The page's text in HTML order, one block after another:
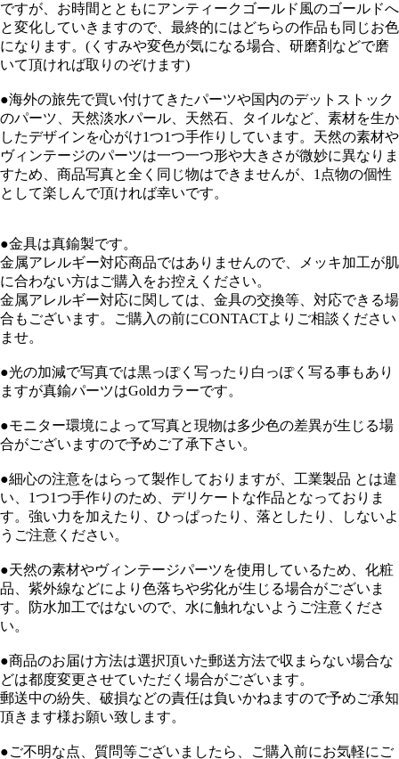
ですが、お時間とともにアンティークゴールド風のゴールドへ
と変化していきますので、最終的にはどちらの作品も同じお色
になります。(くすみや変色が気になる場合、研磨剤などで磨
いて頂ければ取りのぞけます)
●海外の旅先で買い付けてきたパーツや国内のデットストック
のパーツ、天然淡水パール、天然石、タイルなど、素材を生か
したデザインを心がけ1つ1つ手作りしています。天然の素材や
ヴィンテージのパーツは一つ一つ形や大きさが微妙に異なりま
すため、商品写真と全く同じ物はできませんが、1点物の個性
として楽しんで頂ければ幸いです。
●金具は真鍮製です。
金属アレルギー対応商品ではありませんので、メッキ加工が肌
に合わない方はご購入をお控えください。
金属アレルギー対応に関しては、金具の交換等、対応できる場
合もございます。ご購入の前にCONTACTよりご相談ください
ませ。
●光の加減で写真では黒っぽく写ったり白っぽく写る事もあり
ますが真鍮パーツはGoldカラーです。
●モニター環境によって写真と現物は多少色の差異が生じる場
合がございますので予めご了承下さい。
●細心の注意をはらって製作しておりますが、工業製品 とは違
い、1つ1つ手作りのため、デリケートな作品となっておりま
す。強い力を加えたり、ひっぱったり、落としたり、しないよ
うご注意ください。
●天然の素材やヴィンテージパーツを使用しているため、化粧
品、紫外線などにより色落ちや劣化が生じる場合がございま
す。防水加工ではないので、水に触れないようご注意くださ
い。
●商品のお届け方法は選択頂いた郵送方法で収まらない場合な
どは都度変更させていただく場合がございます。
郵送中の紛失、破損などの責任は負いかねますので予めご承知
頂きます様お願い致します。
●ご不明な点、質問等ございましたら、ご購入前にお気軽にご